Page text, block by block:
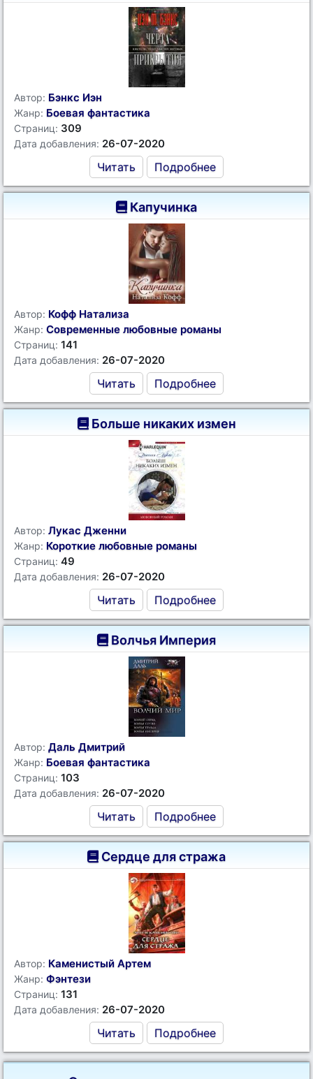
Автор: Бэнкс Иэн
Жанр: Боевая фантастика
Страниц: 309
Дата добавления: 26-07-2020
Читать Подробнее
Капучинка
Автор: Кофф Натализа
Жанр: Современные любовные романы
Страниц: 141
Дата добавления: 26-07-2020
Читать Подробнее
Больше никаких измен
Автор: Лукас Дженни
Жанр: Короткие любовные романы
Страниц: 49
Дата добавления: 26-07-2020
Читать Подробнее
Волчья Империя
Автор: Даль Дмитрий
Жанр: Боевая фантастика
Страниц: 103
Дата добавления: 26-07-2020
Читать Подробнее
Сердце для стража
Автор: Каменистый Артем
Жанр: Фэнтези
Страниц: 131
Дата добавления: 26-07-2020
Читать Подробнее